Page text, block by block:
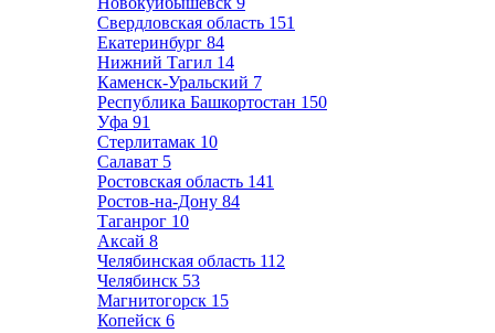
Свердловская область 151
Екатеринбург 84
Нижний Тагил 14
Каменск-Уральский 7
Республика Башкортостан 150
Уфа 91
Стерлитамак 10
Салават 5
Ростовская область 141
Ростов-на-Дону 84
Таганрог 10
Аксай 8
Челябинская область 112
Челябинск 53
Магнитогорск 15
Копейск 6